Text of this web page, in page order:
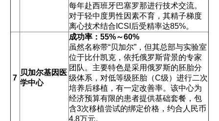
每年赴西班牙巴塞罗那进行技术交流。
对于轻中度男性因素不育，其精子梯度
离心技术结合ICSI后受精率达85%。
7
贝加尔基因医
学中心
成功率：55%～60%
虽然名称带“贝加尔”，但其总部与实验室
位于比什凯克，依托俄罗斯背景的专家
团队。主要特色是采用俄罗斯的胚胎分
级体系，对低等级胚胎（C级）进行二次
培养后移植，有一定改善率。该中心为
经济预算有限的患者提供基础套餐，包
含3次移植尝试的绑定价格，约合人民币
4.8万元。